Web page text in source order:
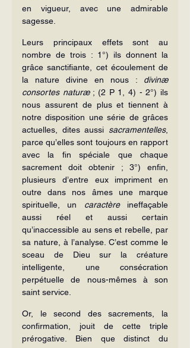
en vigueur, avec une admirable
sagesse.
Leurs principaux effets sont au
nombre de trois : 1°) ils donnent la
grâce sanctifiante, cet écoulement de
la nature divine en nous : divinæ
consortes naturæ ; (2 P 1, 4) - 2°) ils
nous assurent de plus et tiennent à
notre disposition une série de grâces
actuelles, dites aussi sacramentelles,
parce qu’elles sont toujours en rapport
avec la fin spéciale que chaque
sacrement doit obtenir ; 3°) enfin,
plusieurs d’entre eux impriment en
outre dans nos âmes une marque
spirituelle, un caractère ineffaçable
aussi réel et aussi certain
qu’inaccessible au sens et rebelle, par
sa nature, à l’analyse. C’est comme le
sceau de Dieu sur la créature
intelligente, une consécration
perpétuelle de nous-mêmes à son
saint service.
Or, le second des sacrements, la
confirmation, jouit de cette triple
prérogative. Bien que distinct du